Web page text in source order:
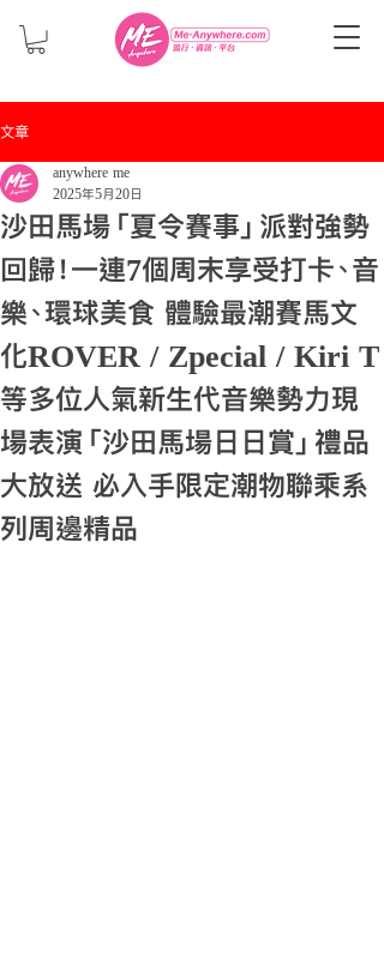
文章
沙田馬場「夏令賽事」派對強勢
回歸！一連7個周末享受打卡、音
樂、環球美食 體驗最潮賽馬文
化ROVER / Zpecial / Kiri T
等多位人氣新生代音樂勢力現
場表演「沙田馬場日日賞」禮品
大放送 必入手限定潮物聯乘系
列周邊精品
anywhere me
2025年5月20日